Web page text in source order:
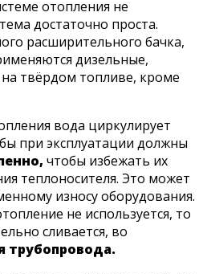
отопления не
достаточно проста.
расширительного бачка,
дизельные,
твёрдом топливе, кроме
вода циркулирует
при эксплуатации должны
чтобы избежать их
теплоносителя. Это может
износу оборудования.
не используется, то
сливается, во
трубопровода.